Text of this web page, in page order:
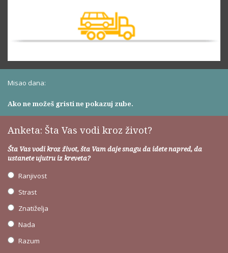
Misao dana:
Ako ne možeš gristi ne pokazuj zube.
Anketa: Šta Vas vodi kroz život?
Šta Vas vodi kroz život, šta Vam daje snagu da idete napred, da
ustanete ujutru iz kreveta?
Ranjivost
Strast
Znatiželja
Nada
Razum